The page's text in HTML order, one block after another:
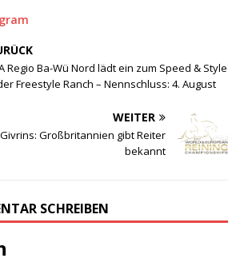
Regio Ba-Wü Nord lädt ein zum Speed & Style
Freestyle Ranch – Nennschluss: 4. August
WEITER
Großbritannien gibt Reiter
bekannt
SCHREIBEN